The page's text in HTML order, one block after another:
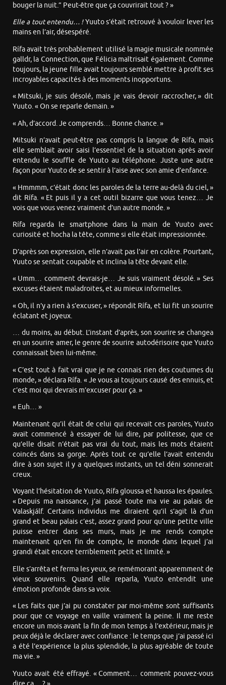
bouger la nuit.” Peut-être que ça couvrirait tout ? »
Elle a tout entendu… !Yuuto s’était retrouvé à vouloir lever les
mains en l’air, désespéré.
Rífa avait très probablement utilisé la magie musicale nommée
galldr, la Connection, que Félicia maîtrisait également. Comme
toujours, la jeune fille avait toujours semblé mettre à profit ses
incroyables capacités à des moments inopportuns.
« Mitsuki, je suis désolé, mais je vais devoir raccrocher, » dit
Yuuto. « On se reparle demain. »
« Ah, d’accord. Je comprends… Bonne chance. »
Mitsuki n’avait peut-être pas compris la langue de Rífa, mais
elle semblait avoir saisi l’essentiel de la situation après avoir
entendu le souffle de Yuuto au téléphone. Juste une autre
façon pour Yuuto de se sentir à l’aise avec son amie d’enfance.
« Hmmmm, c’était donc les paroles de la terre au-delà du ciel, »
dit Rífa. « Et puis il y a cet outil bizarre que vous tenez… Je
vois que vous venez vraiment d’un autre monde. »
Rífa regarda le smartphone dans la main de Yuuto avec
curiosité et hocha la tête, comme si elle était impressionnée.
D’après son expression, elle n’avait pas l’air en colère. Pourtant,
Yuuto se sentait coupable et inclina la tête devant elle.
« Umm… comment devrais-je… Je suis vraiment désolé. » Ses
excuses étaient maladroites, et au mieux informelles.
« Oh, il n’y a rien à s’excuser, » répondit Rífa, et lui fit un sourire
éclatant et joyeux.
… du moins, au début. L’instant d’après, son sourire se changea
en un sourire amer, le genre de sourire autodérisoire que Yuuto
connaissait bien lui-même.
« C’est tout à fait vrai que je ne connais rien des coutumes du
monde, » déclara Rífa. « Je vous ai toujours causé des ennuis, et
c’est moi qui devrais m’excuser pour ça. »
« Euh… »
Maintenant qu’il était de celui qui recevait ces paroles, Yuuto
avait commencé à essayer de lui dire, par politesse, que ce
qu’elle disait n’était pas vrai du tout, mais les mots étaient
coincés dans sa gorge. Après tout ce qu’elle l’avait entendu
dire à son sujet il y a quelques instants, un tel déni sonnerait
creux.
Voyant l’hésitation de Yuuto, Rífa gloussa et haussa les épaules.
« Depuis ma naissance, j’ai passé toute ma vie au palais de
Valaskjálf. Certains individus me diraient qu’il s’agit là d’un
grand et beau palais c’est, assez grand pour qu’une petite ville
puisse entrer dans ses murs, mais je me rends compte
maintenant qu’en fin de compte, le monde dans lequel j’ai
grandi était encore terriblement petit et limité. »
Elle s’arrêta et ferma les yeux, se remémorant apparemment de
vieux souvenirs. Quand elle reparla, Yuuto entendit une
émotion profonde dans sa voix.
« Les faits que j’ai pu constater par moi-même sont suffisants
pour que ce voyage en vaille vraiment la peine. Il me reste
encore un mois avant la fin de mon temps à l’extérieur, mais je
peux déjà le déclarer avec confiance : le temps que j’ai passé ici
a été l’expérience la plus splendide, la plus agréable de toute
ma vie. »
Yuuto avait été effrayé. « Comment… comment pouvez-vous